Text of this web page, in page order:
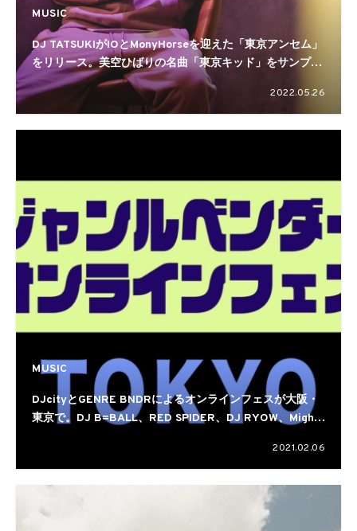
MUSIC
DJ TATSUKIがIOとMonyHorseを迎えた「東京アンセム」
をリリース。美空ひばりの名曲「東京キッド」をサンプリ
ングした意欲作
2022.05.26
MUSIC
DJcityとGENRE BNDRによるオンラインフェスが大阪・
東京で。DJ B=BALL、RED SPIDER、DJ RYOW、Mighty
2021.02.06